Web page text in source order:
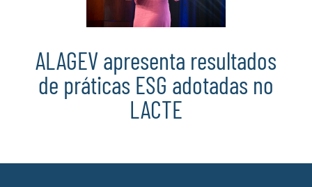
ALAGEV apresenta resultados
de práticas ESG adotadas no
LACTE